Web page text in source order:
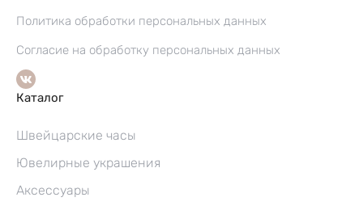
Политика обработки персональных данных
Согласие на обработку персональных данных
Каталог
Швейцарские часы
Ювелирные украшения
Аксессуары